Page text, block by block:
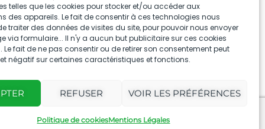
telles que les cookies pour stocker et/ou accéder aux
des appareils. Le fait de consentir à ces technologies nous
traiter des données de visites du site, pour pouvoir nous envoyer
via formulaire... Il n'y a aucun but publicitaire sur ces cookies
Le fait de ne pas consentir ou de retirer son consentement peut
négatif sur certaines caractéristiques et fonctions.
REFUSER VOIR LES PRÉFÉRENCES
Politique de cookiesMentions Légales